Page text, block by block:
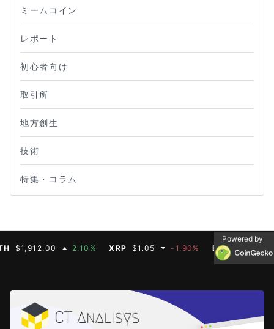
ミームコイン
レポート
初心者向け
取引所
地方創生
技術
特集・コラム
2.10% XRP $1.05 -1.90% BNB $594.93 -
Powered by